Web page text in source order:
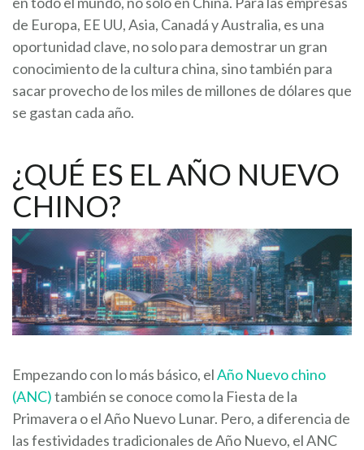
de Europa, EE UU, Asia, Canadá y Australia, es una
oportunidad clave, no solo para demostrar un gran
conocimiento de la cultura china, sino también para
sacar provecho de los miles de millones de dólares que
se gastan cada año.
¿QUÉ ES EL AÑO NUEVO
CHINO?
Empezando con lo más básico, elAño Nuevo chino
(ANC)también se conoce como la Fiesta de la
Primavera o el Año Nuevo Lunar. Pero, a diferencia de
las festividades tradicionales de Año Nuevo, el ANC